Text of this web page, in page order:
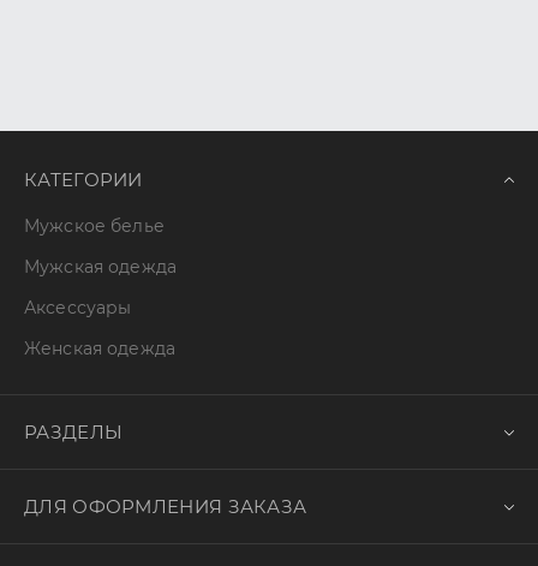
КАТЕГОРИИ
Мужское белье
Мужская одежда
Аксессуары
Женская одежда
РАЗДЕЛЫ
ДЛЯ ОФОРМЛЕНИЯ ЗАКАЗА